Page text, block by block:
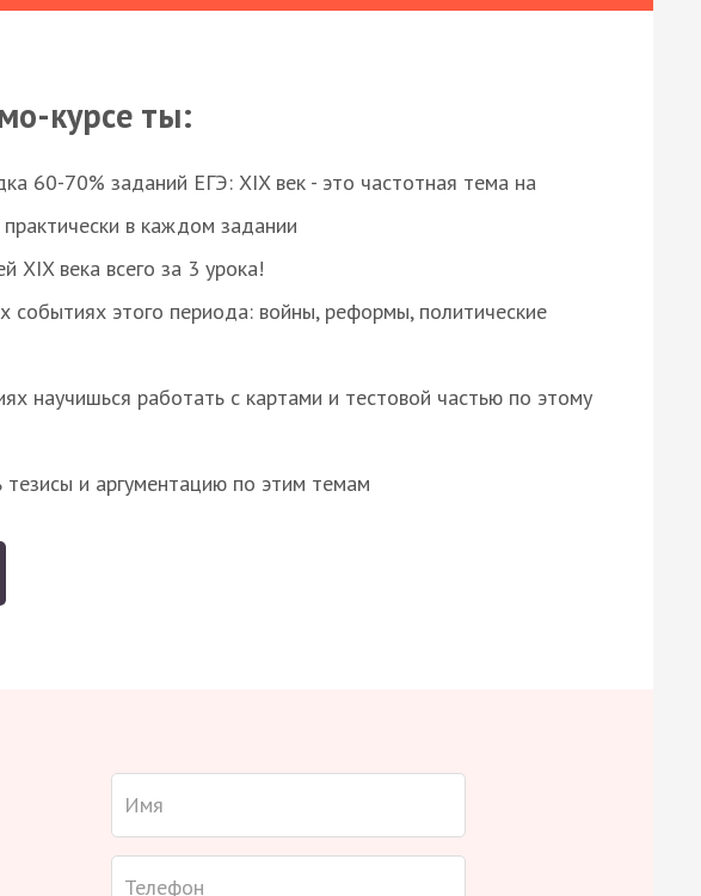
курсе ты:
60-70% заданий ЕГЭ: XIX век - это частотная тема на
в каждом задании
XIX века всего за 3 урока!
событиях этого периода: войны, реформы, политические
научишься работать с картами и тестовой частью по этому
тезисы и аргументацию по этим темам